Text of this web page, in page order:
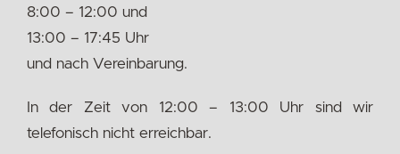
8:00 – 12:00 und
13:00 – 17:45 Uhr
und nach Vereinbarung.
In der Zeit von 12:00 – 13:00 Uhr sind wir
telefonisch nicht erreichbar.